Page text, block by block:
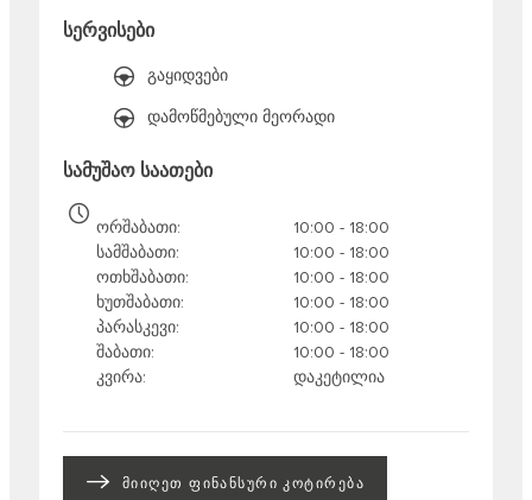
სერვისები
გაყიდვები
დამოწმებული მეორადი
სამუშაო საათები
ორშაბათი
10:00 - 18:00
სამშაბათი
10:00 - 18:00
ოთხშაბათი
10:00 - 18:00
ხუთშაბათი
10:00 - 18:00
პარასკევი
10:00 - 18:00
შაბათი
10:00 - 18:00
კვირა
დაკეტილია
ᲛᲘᲘᲦᲔᲗ ᲤᲘᲜᲐᲜᲡᲣᲠᲘ ᲙᲝᲢᲘᲠᲔᲑᲐ